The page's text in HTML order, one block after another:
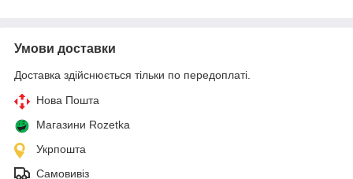
Умови доставки
Доставка здійснюється тільки по передоплаті.
Нова Пошта
Магазини Rozetka
Укрпошта
Самовивіз